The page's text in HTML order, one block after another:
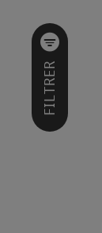
FILTRER